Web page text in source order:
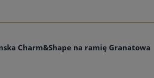
Charm&Shape na ramię Granatowa